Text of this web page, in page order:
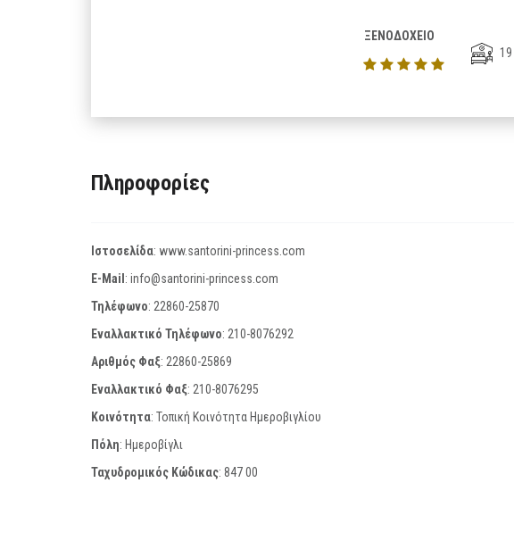
ΞΕΝΟΔΟΧΕΙΟ
19
Πληροφορίες
Ιστοσελίδα: www.santorini-princess.com
E-Mail : info@santorini-princess.com
Τηλέφωνο: 22860-25870
Εναλλακτικό Τηλέφωνο: 210-8076292
Αριθμός Φαξ: 22860-25869
Εναλλακτικό Φαξ: 210-8076295
Κοινότητα: Τοπική Κοινότητα Ημεροβιγλίου
Πόλη: Ημεροβίγλι
Ταχυδρομικός Κώδικας: 847 00